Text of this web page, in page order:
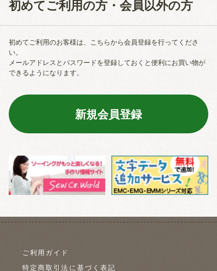
初めてご利用の方・会員以外の方
初めてご利用のお客様は、こちらから会員登録を行ってくださ
い。
メールアドレスとパスワードを登録しておくと便利にお買い物が
できるようになります。
ご利用ガイド
特定商取引法に基づく表記